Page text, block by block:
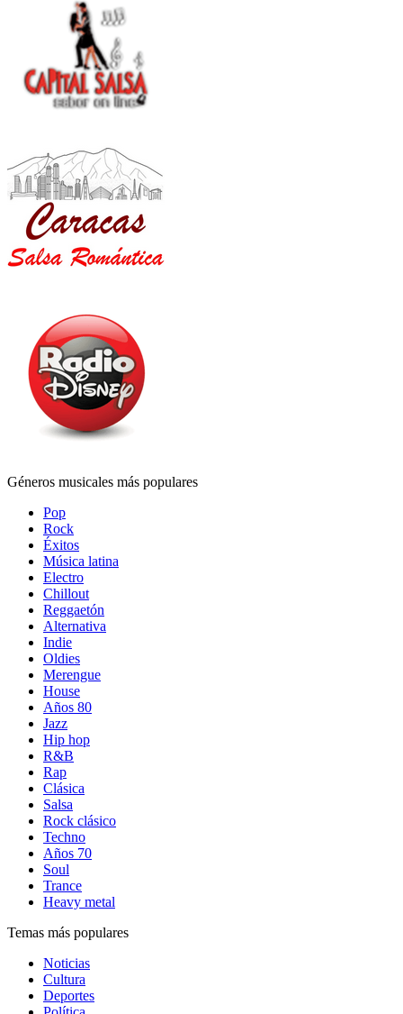
Géneros musicales más populares
Pop
Rock
Éxitos
Música latina
Electro
Chillout
Reggaetón
Alternativa
Indie
Oldies
Merengue
House
Años 80
Jazz
Hip hop
R&B
Rap
Clásica
Salsa
Rock clásico
Techno
Años 70
Soul
Trance
Heavy metal
Temas más populares
Noticias
Cultura
Deportes